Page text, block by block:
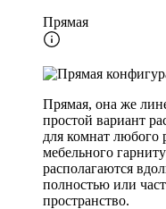
Прямая
Прямая, она же
простой вариант
для комнат любого
мебельного
располагаются
полностью или
пространство.